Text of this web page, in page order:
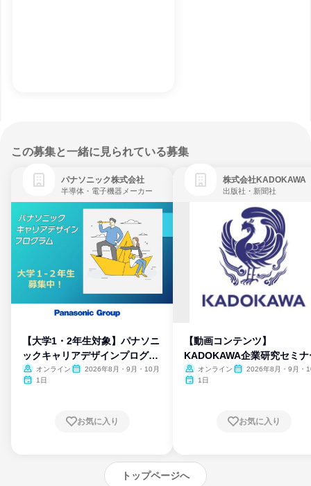
この募集と一緒に見られている募集
パナソニック株式会社
半導体・電子機器メーカー
【大学1・2年生対象】パナソニ
ックキャリアデザインプログラ
ム
オンライン
2026年8月・9月・10月
1日
お気に入り
株式会社KADOKAWA
出版社・新聞社
【動画コンテンツ】
KADOKAWA企業研究セミナ
オンライン
2026年8月・9月・
1日
お気に入り
トップページへ